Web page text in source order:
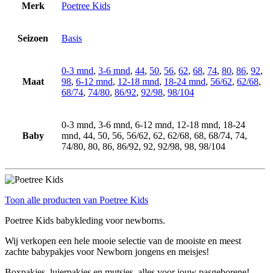
Merk Poetree Kids
Seizoen Basis
Maat
0-3 mnd, 3-6 mnd, 44, 50, 56, 62, 68, 74, 80, 86, 92,
98, 6-12 mnd, 12-18 mnd, 18-24 mnd, 56/62, 62/68,
68/74, 74/80, 86/92, 92/98, 98/104
Baby
0-3 mnd, 3-6 mnd, 6-12 mnd, 12-18 mnd, 18-24
mnd, 44, 50, 56, 56/62, 62, 62/68, 68, 68/74, 74,
74/80, 80, 86, 86/92, 92, 92/98, 98, 98/104
Toon alle producten van Poetree Kids
Poetree Kids babykleding voor newborns.
Wij verkopen een hele mooie selectie van de mooiste en meest
zachte babypakjes voor Newborn jongens en meisjes!